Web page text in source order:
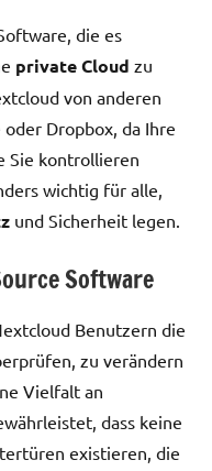
die es
private Cloud zu
von anderen
Dropbox, da Ihre
Sie kontrollieren
wichtig für alle,
und Sicherheit legen.
Software
Benutzern die
zu verändern
Vielfalt an
dass keine
existieren, die